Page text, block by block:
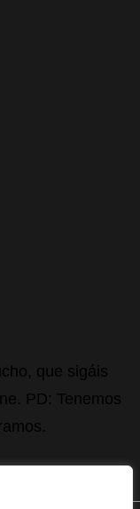
que sigáis
PD: Tenemos